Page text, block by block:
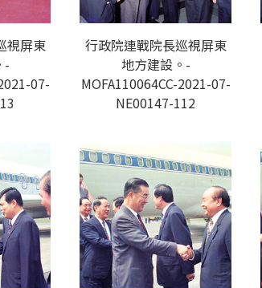
視屏東
-
07-
行政院連戰院長巡視屏東
地方建設。-
MOFA110064CC-2021-07-
NE00147-112